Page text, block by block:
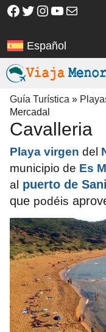
Saltar
Facebook
Twitter
Instagram
YouTube
Correo
Español
Guía Turística »
Mercadal
Cavalleria
Playa virgen del
municipio de Es
al puerto de
que podéis